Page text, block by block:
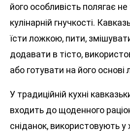
його особливість полягає не
кулінарній гнучкості.
їсти ложкою, пити,
додавати в тісто,
або готувати на його основі
У традиційній кухні
входить до щоденного
сніданок, використовують у